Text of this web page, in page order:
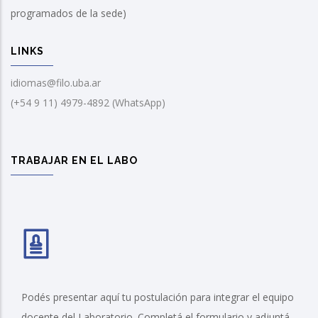
programados de la sede)
LINKS
idiomas@filo.uba.ar
(+54 9 11) 4979-4892 (WhatsApp)
TRABAJAR EN EL LABO
Podés presentar aquí tu postulación para integrar el equipo